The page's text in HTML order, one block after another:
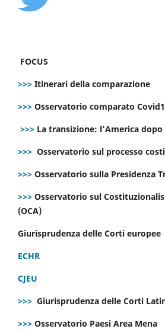
FOCUS
>>> Itinerari della comparazione
>>> Osservatorio comparato
>>> La transizione: l’America
>>> Osservatorio sul processo
>>> Osservatorio sulla Presidenza
>>> Osservatorio sul
(OCA)
Giurisprudenza delle Corti europee
ECHR
CJEU
>>> Giurisprudenza delle Corti
>>> Osservatorio Paesi Area Mena